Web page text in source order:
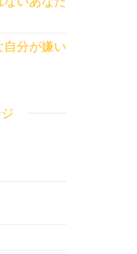
分が嫌い